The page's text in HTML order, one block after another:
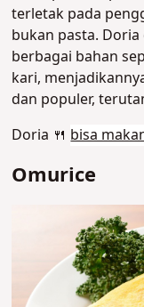
terletak pada
bukan pasta.
berbagai bahan
kari,
dan populer,
Doria 🍴 bisa
Omurice